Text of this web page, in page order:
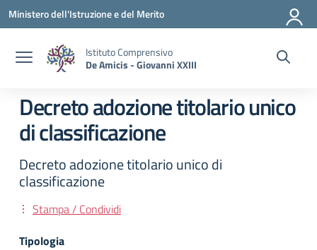
Vai ai contenuti
Vai al menu di navigazione
Vai al footer
Ministero dell'Istruzione e del Merito
Istituto Comprensivo
De Amicis - Giovanni XXIII
Decreto adozione titolario unico
di classificazione
Decreto adozione titolario unico di
classificazione
Stampa / Condividi
Tipologia